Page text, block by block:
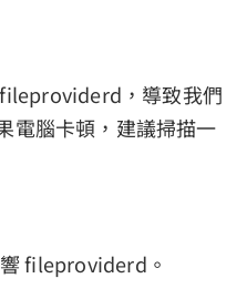
，導致我們
電腦卡頓，建議掃描一
fileproviderd。